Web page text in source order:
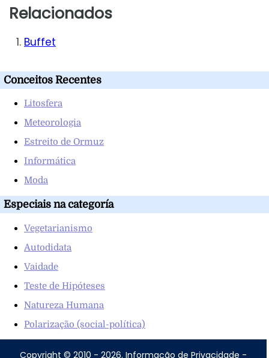
Relacionados
Buffet
Conceitos Recentes
Litosfera
Meteorologia
Estreito de Ormuz
Informática
Moda
Especiais na categoría
Vegetarianismo
Autodidata
Vaidade
Teste de Hipóteses
Natureza Humana
Polarização (social-política)
Copyright © 2010 - 2026. Informação de Privacidade -